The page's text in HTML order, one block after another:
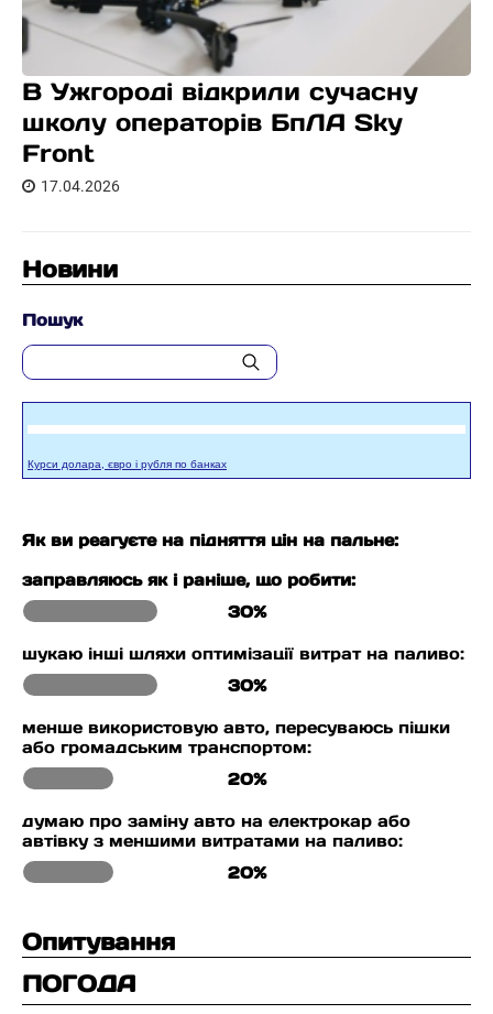
В Ужгороді відкрили сучасну
школу операторів БпЛА Sky
Front
17.04.2026
Новини
Пошук
Курси долара, євро і рубля по банках
Як ви реагуєте на підняття цін на пальне:
заправляюсь як і раніше, що робити:
30%
шукаю інші шляхи оптимізації витрат на паливо:
30%
менше використовую авто, пересуваюсь пішки
або громадським транспортом:
20%
думаю про заміну авто на електрокар або
автівку з меншими витратами на паливо:
20%
Опитування
ПОГОДА